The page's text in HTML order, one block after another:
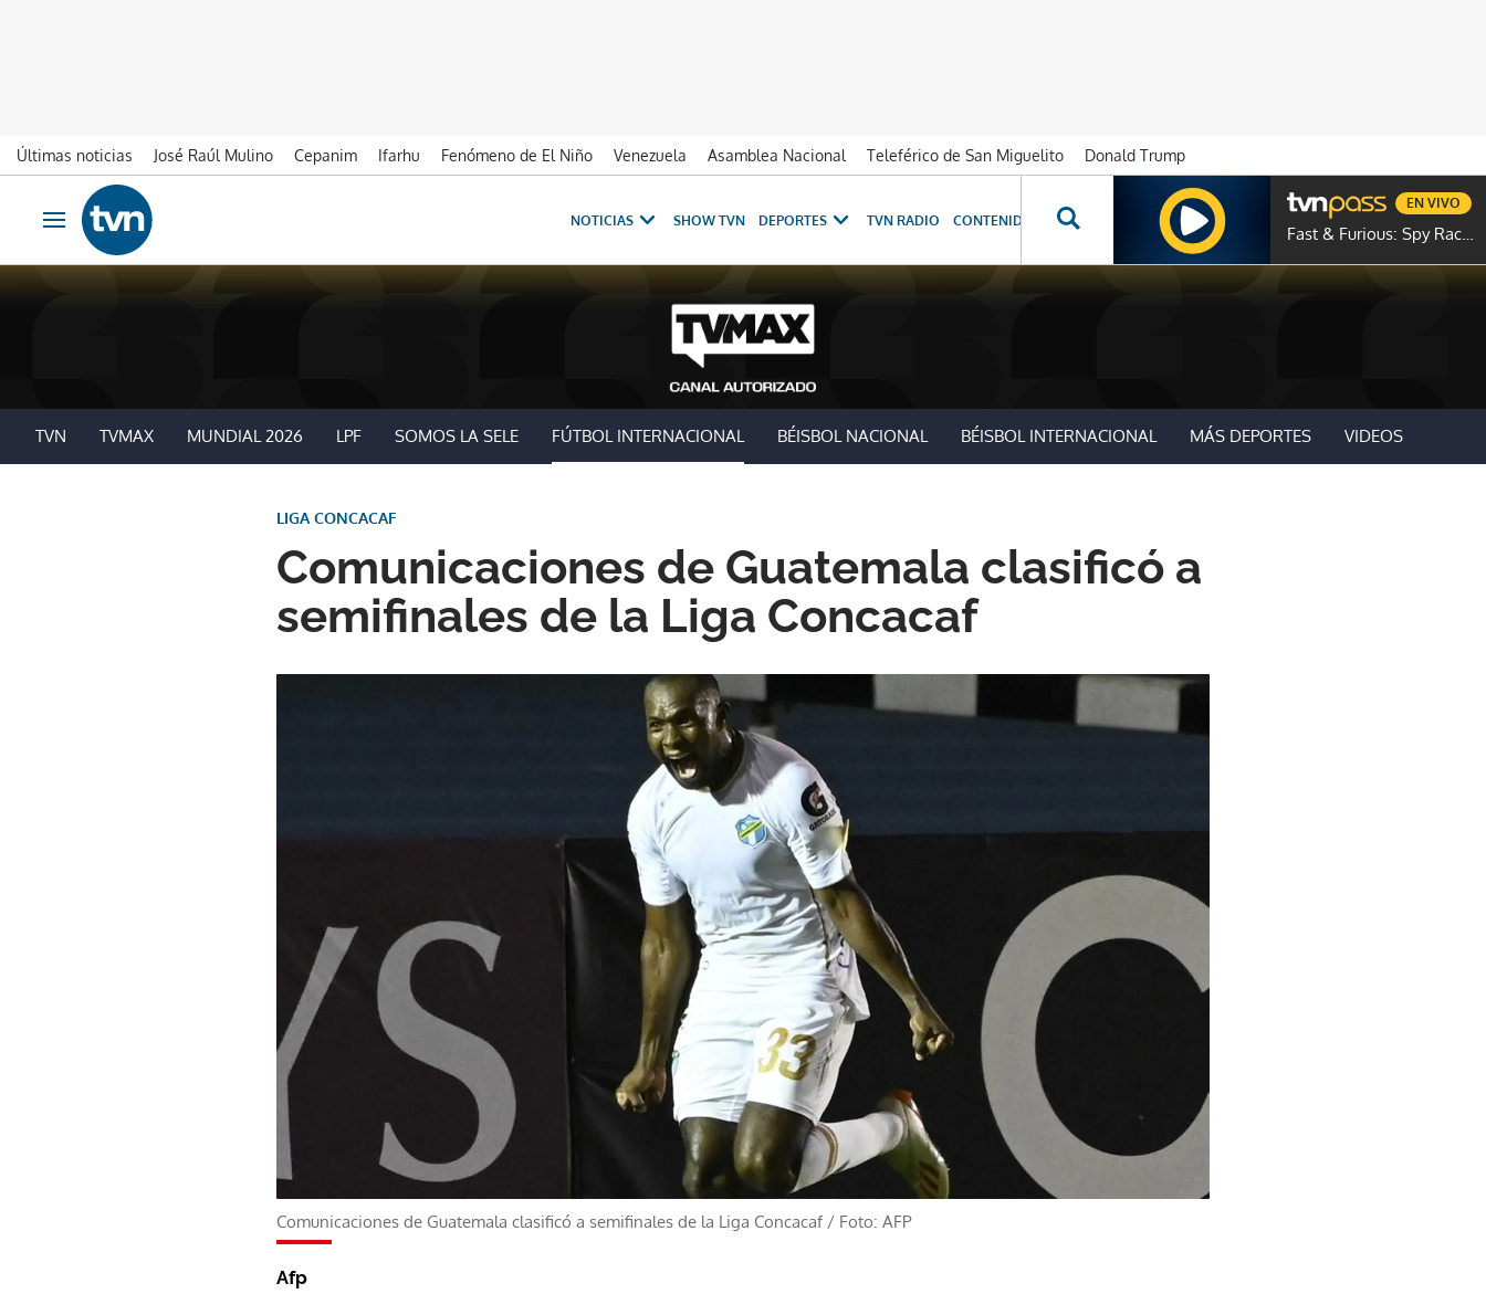
Últimas noticias José Raúl Mulino Cepanim Ifarhu Fenómeno de El Niño Venezuela Asamblea Nacional Teleférico de San Miguelito
Donald Trump
Ir al contenido
Obrir navegació
NOTICIAS SHOW TVN DEPORTES TVN RADIO CONTENIDOS ESPECIALES NOVELAS GENTE TVN
Fast & Furious: Spy Racers
EN VIVO
TVN TVMAX MUNDIAL 2026 LPF SOMOS LA SELE FÚTBOL INTERNACIONAL BÉISBOL NACIONAL BÉISBOL INTERNACIONAL MÁS DEPORTES VIDEOS
Comunicaciones de Guatemala clasificó a
semifinales de la Liga Concacaf
LIGA CONCACAF
Comunicaciones de Guatemala clasificó a semifinales de la Liga Concacaf / Foto: AFP
Afp